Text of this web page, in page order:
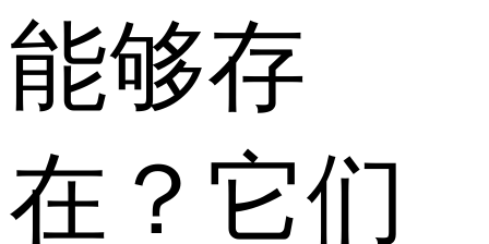
能够存
在？它们